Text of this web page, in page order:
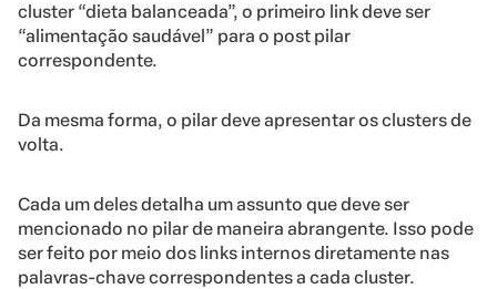
cluster “dieta balanceada”, o primeiro link deve ser
“alimentação saudável” para o post pilar
correspondente.
Da mesma forma, o pilar deve apresentar os clusters de
volta.
Cada um deles detalha um assunto que deve ser
mencionado no pilar de maneira abrangente. Isso pode
ser feito por meio dos links internos diretamente nas
palavras-chave correspondentes a cada cluster.